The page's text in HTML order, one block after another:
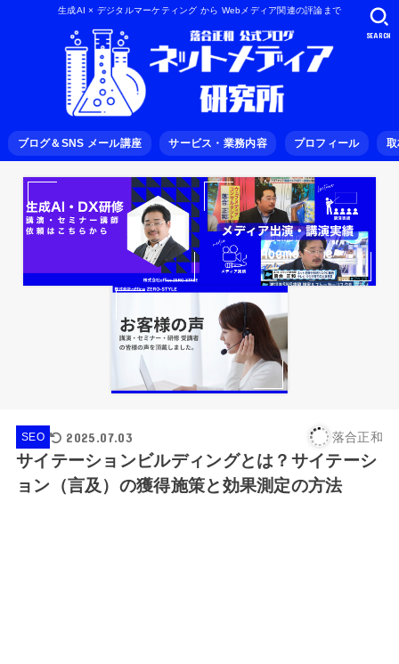
生成AI × デジタルマーケティング から Webメディア関連の評論まで
ブログ＆SNS メール講座 サービス・業務内容 プロフィール 取
SEARCH
SEO 2025.07.03 落合正和
サイテーションビルディングとは？サイテーシ
ョン（言及）の獲得施策と効果測定の方法